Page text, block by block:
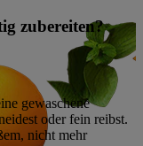
zubereiten?
gewaschene
oder fein reibst.
nicht mehr